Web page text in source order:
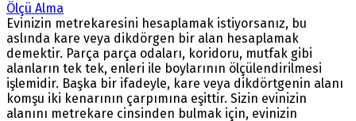
Ölçü Alma
Evinizin metrekaresini hesaplamak istiyorsanız, bu
aslında kare veya dikdörgen bir alan hesaplamak
demektir. Parça parça odaları, koridoru, mutfak gibi
alanların tek tek, enleri ile boylarının ölçülendirilmesi
işlemidir. Başka bir ifadeyle, kare veya dikdörtgenin alanı
komşu iki kenarının çarpımına eşittir. Sizin evinizin
alanını metrekare cinsinden bulmak için, evinizin